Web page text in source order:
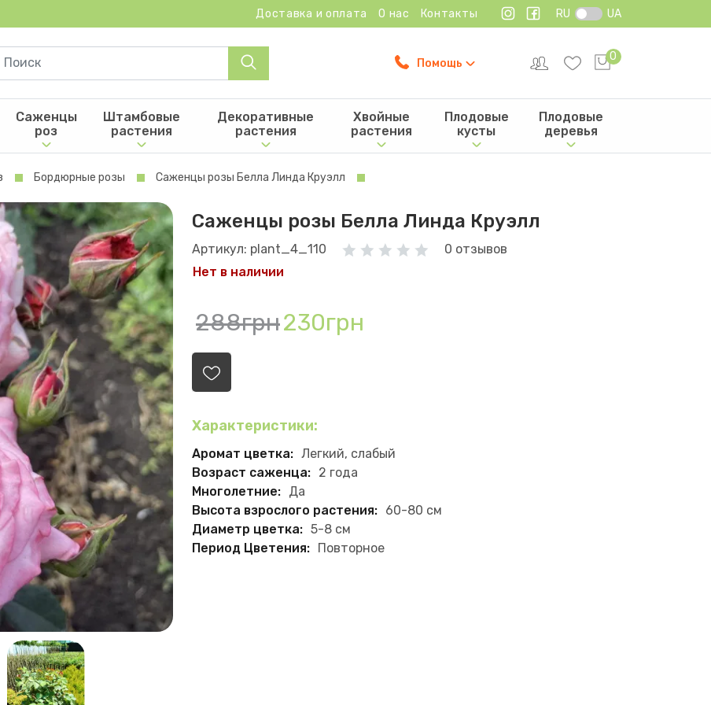
Доставка и оплата О нас Контакты RU UA
Помощь
0
Саженцы
роз
Штамбовые
растения
Декоративные
растения
Хвойные
растения
Плодовые
кусты
Плодовые
деревья
Бордюрные розы Саженцы розы Белла Линда Круэлл
Саженцы розы Белла Линда Круэлл
Артикул: plant_4_110
0 отзывов
Нет в наличии
288грн230грн
Характеристики:
Аромат цветка: Легкий, слабый
Возраст саженца: 2 года
Многолетние: Да
Высота взрослого растения: 60-80 см
Диаметр цветка: 5-8 см
Период Цветения: Повторное